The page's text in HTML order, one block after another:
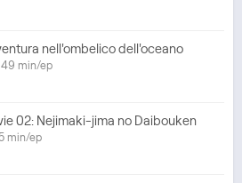
nell'ombelico dell'oceano
min/ep
02: Nejimaki-jima no Daibouken
min/ep